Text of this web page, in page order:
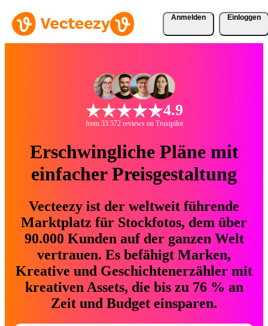
Anmelden Einloggen
4.9
from 33.572 reviews on Trustpilot
Erschwingliche Pläne mit
einfacher Preisgestaltung
Vecteezy ist der weltweit führende
Marktplatz für Stockfotos, dem über
90.000 Kunden auf der ganzen Welt
vertrauen. Es befähigt Marken,
Kreative und Geschichtenerzähler mit
kreativen Assets, die bis zu 76 % an
Zeit und Budget einsparen.